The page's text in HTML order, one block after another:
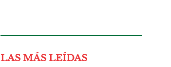
LAS MÁS LEÍDAS